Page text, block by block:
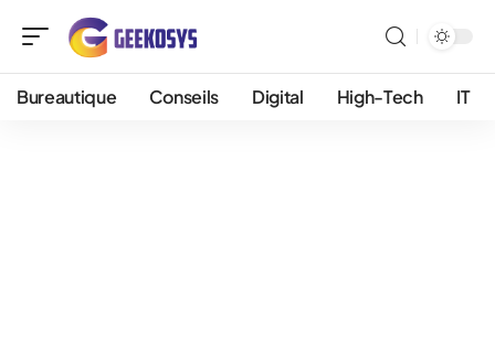
Bureautique Conseils Digital High-Tech IT